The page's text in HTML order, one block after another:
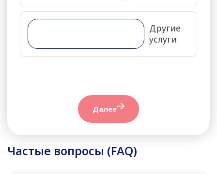
Другие
услуги
Далее
Частые вопросы (FAQ)